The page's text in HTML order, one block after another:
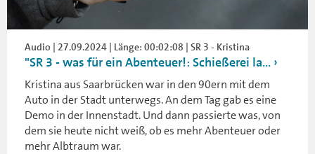
Audio | 27.09.2024 | Länge: 00:02:08 | SR 3 - Kristina
"SR 3 - was für ein Abenteuer!: Schießerei la...
Kristina aus Saarbrücken war in den 90ern mit dem
Auto in der Stadt unterwegs. An dem Tag gab es eine
Demo in der Innenstadt. Und dann passierte was, von
dem sie heute nicht weiß, ob es mehr Abenteuer oder
mehr Albtraum war.